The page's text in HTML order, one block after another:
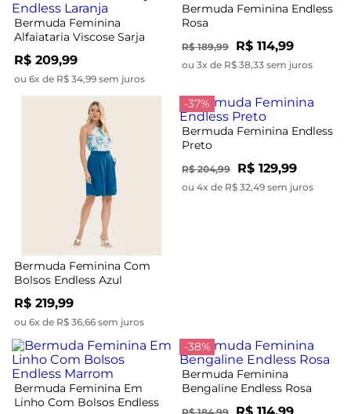
Bermuda Feminina
Alfaiataria Viscose Sarja
Endless Laranja
R$ 209,99
ou 6x de R$ 34,99 sem juros
Bermuda Feminina Endless
Rosa
R$ 189,99 R$ 114,99
ou 3x de R$ 38,33 sem juros
Bermuda Feminina Com
Bolsos Endless Azul
R$ 219,99
ou 6x de R$ 36,66 sem juros
-37%
Bermuda Feminina Endless
Preto
R$ 204,99 R$ 129,99
ou 4x de R$ 32,49 sem juros
Bermuda Feminina Em
Linho Com Bolsos Endless
-38%
Bermuda Feminina
Bengaline Endless Rosa
R$ 184,99 R$ 114,99